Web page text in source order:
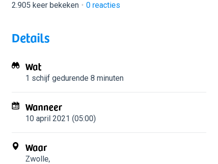
2.905 keer bekeken
0 reacties
Details
Wat
1 schijf gedurende 8 minuten
Wanneer
10 april 2021 (05:00)
Waar
Zwolle,